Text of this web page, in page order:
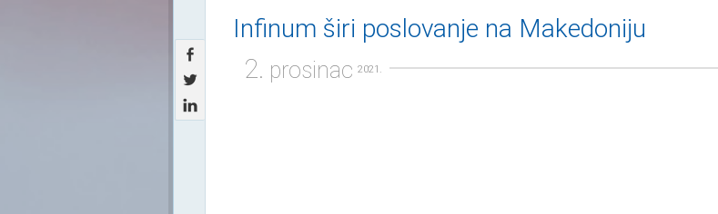
Infinum širi poslovanje na Makedoniju
2. prosinac 2021.